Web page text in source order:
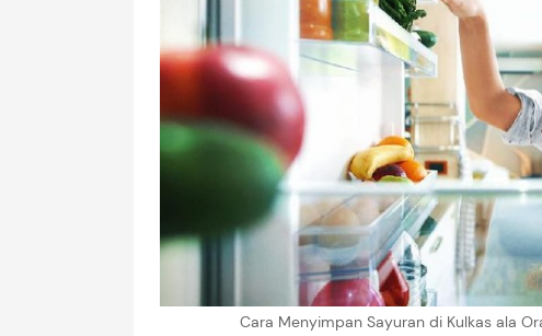
Cara Menyimpan Sayuran di Kulkas ala